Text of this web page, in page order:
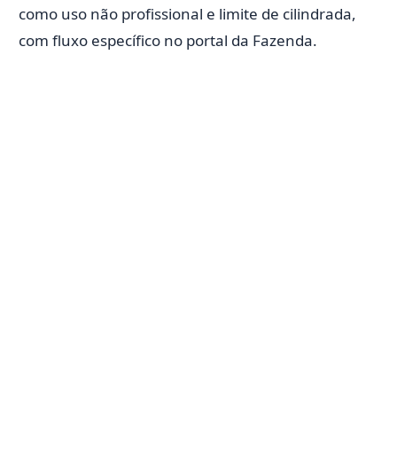
como uso não profissional e limite de cilindrada,
com fluxo específico no portal da Fazenda.